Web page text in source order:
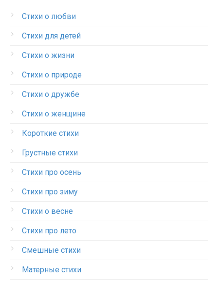
Стихи о любви
Стихи для детей
Стихи о жизни
Стихи о природе
Стихи о дружбе
Стихи о женщине
Короткие стихи
Грустные стихи
Стихи про осень
Стихи про зиму
Стихи о весне
Стихи про лето
Смешные стихи
Матерные стихи